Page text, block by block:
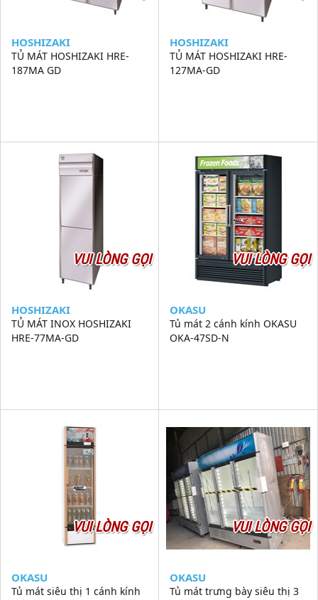
HOSHIZAKI
TỦ MÁT HOSHIZAKI HRE-
187MA GD
HOSHIZAKI
TỦ MÁT HOSHIZAKI HRE-
127MA-GD
VUI LÒNG GỌI
HOSHIZAKI
TỦ MÁT INOX HOSHIZAKI
HRE-77MA-GD
VUI LÒNG GỌI
OKASU
Tủ mát 2 cánh kính OKASU
OKA-47SD-N
VUI LÒNG GỌI
OKASU
Tủ mát siêu thị 1 cánh kính
VUI LÒNG GỌI
OKASU
Tủ mát trưng bày siêu thị 3